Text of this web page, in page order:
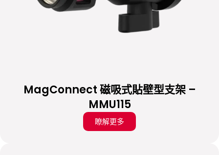
MagConnect 磁吸式貼壁型支架 –
MMU115
瞭解更多